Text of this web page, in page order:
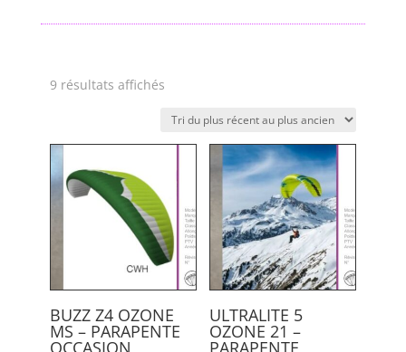
9 résultats affichésTrié
plus
récent
ancien
BUZZ Z4 OZONE
MS – PARAPENTE
OCCASION
ULTRALITE 5
OZONE 21 –
PARAPENTE